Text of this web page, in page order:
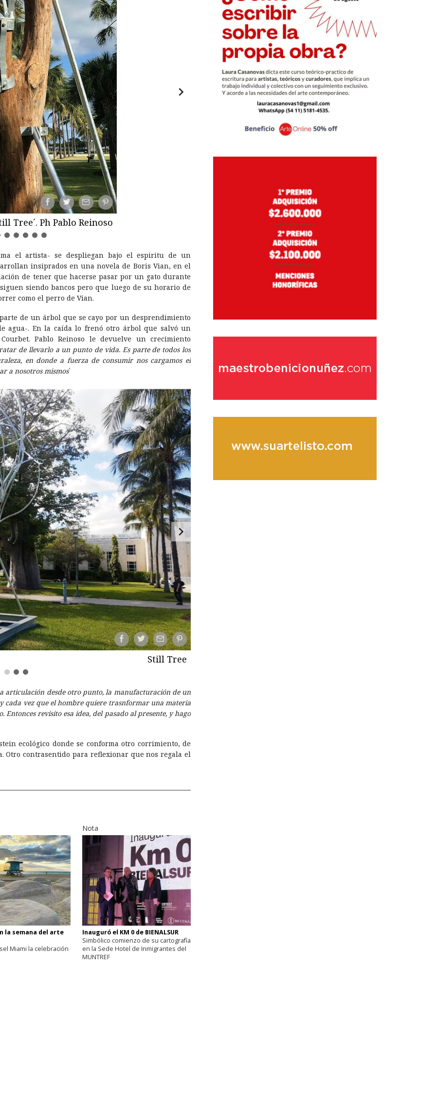
Tree´. Ph Pablo Reinoso
el artista- se despliegan bajo el espiritu de un
insiprados en una novela de Boris Vian, en el
de tener que hacerse pasar por un gato durante
siendo bancos pero que luego de su horario de
como el perro de Vian.
de un árbol que se cayo por un desprendimiento
agua-. En la caída lo frenó otro árbol que salvó un
Pablo Reinoso le devuelve un crecimiento
de llevarlo a un punto de vida. Es parte de todos los
en donde a fuerza de consumir nos cargamos el
a nosotros mismos´
Still Tree
articulación desde otro punto, la manufacturación de un
cada vez que el hombre quiere trasnformar una materia
revisito esa idea, del pasado al presente, y hago
ecológico donde se conforma otro corrimiento, de
contrasentido para reflexionar que nos regala el
la semana del arte
Miami la celebración
Nota
Inauguró el KM 0 de BIENALSUR
Simbólico comienzo de su cartografía
en la Sede Hotel de Inmigrantes del
MUNTREF